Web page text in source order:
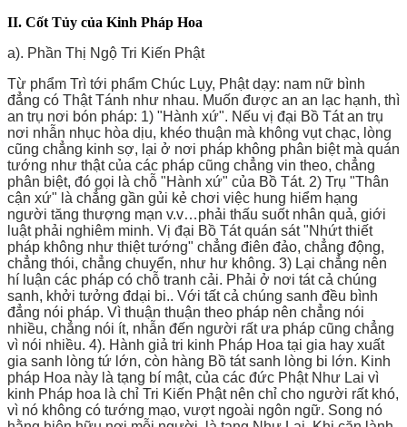
II. Cốt Tủy của Kinh Pháp Hoa
a). Phần Thị Ngộ Tri Kiến Phật
Từ phẩm Trì tới phẩm Chúc Lụy, Phật dạy: nam nữ bình
đẳng có Thật Tánh như nhau. Muốn được an an lạc hạnh, thì
an trụ nơi bón pháp: 1) "Hành xứ". Nếu vị đại Bồ Tát an trụ
nơi nhẫn nhục hòa dịu, khéo thuận mà không vụt chạc, lòng
cũng chẳng kinh sợ, lại ở nơi pháp không phân biệt mà quán
tướng như thật của các pháp cũng chẳng vin theo, chẳng
phân biệt, đó gọi là chỗ "Hành xứ" của Bồ Tát. 2) Trụ "Thân
cận xứ" là chẳng gần gủi kẻ chơi việc hung hiểm hạng
người tăng thượng mạn v.v…phải thấu suốt nhân quả, giới
luật phải nghiêm minh. Vị đại Bồ Tát quán sát "Nhứt thiết
pháp không như thiệt tướng" chẳng điên đảo, chẳng động,
chẳng thói, chẳng chuyển, như hư không. 3) Lại chẳng nên
hí luận các pháp có chỗ tranh cải. Phải ở nơi tát cả chúng
sanh, khởi tưởng đdại bi.. Với tất cả chúng sanh đều bình
đẳng nói pháp. Vì thuận thuận theo pháp nên chẳng nói
nhiều, chẳng nói ít, nhẫn đến người rất ưa pháp cũng chẳng
vì nói nhiều. 4). Hành giả tri kinh Pháp Hoa tại gia hay xuất
gia sanh lòng tứ lớn, còn hàng Bồ tát sanh lòng bi lớn. Kinh
pháp Hoa này là tạng bí mật, của các đức Phật Như Lai vì
kinh Pháp hoa là chỉ Tri Kiến Phật nên chỉ cho người rất khó,
vì nó không có tướng mạo, vượt ngoài ngôn ngữ. Song nó